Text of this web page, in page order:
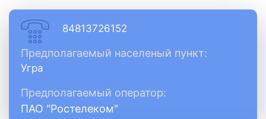
84813726152
Предполагаемый населеный пункт:
Угра
Предполагаемый оператор:
ПАО "Ростелеком"